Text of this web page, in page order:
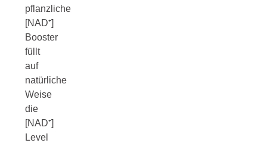
pflanzliche
[NAD⁺]
Booster
füllt
auf
natürliche
Weise
die
[NAD⁺]
Level